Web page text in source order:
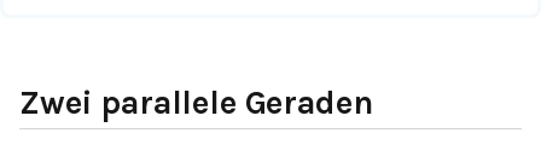
Zwei parallele Geraden